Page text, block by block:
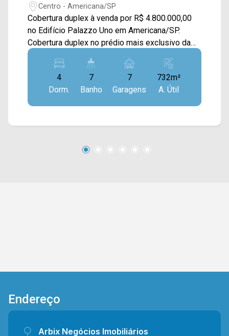
Centro - Americana/SP
Cobertura duplex à venda por R$ 4.800.000,00
no Edifício Palazzo Uno em Americana/SP.
Cobertura duplex no prédio mais exclusivo da
cidade, sendo um apartamento por andar,
permitindo ter Americana aos seus pés. No piso
inferior conta com planta padrão com 04 suítes,
sala espaçosa integrada com a varanda
gourmet. No piso superior com sala com
cidade de Americana. O Condomínio oferece
academia completa - saunas seca e úmida -
banheiros, sendo 01 de serviço, 01 lavabo e 01
social; > 07 vagas de garagem. *Aceita Permuta.
Localizado em uma região privilegiada de
4
Dorm.
7
Banho
7
Garagens
732m²
A. Útil
Endereço
Arbix Negócios Imobiliários